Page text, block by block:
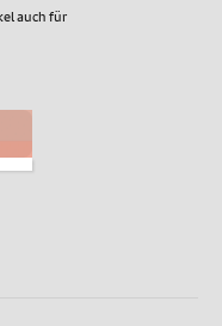
auch für